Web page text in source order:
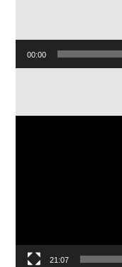
00:00
21:07